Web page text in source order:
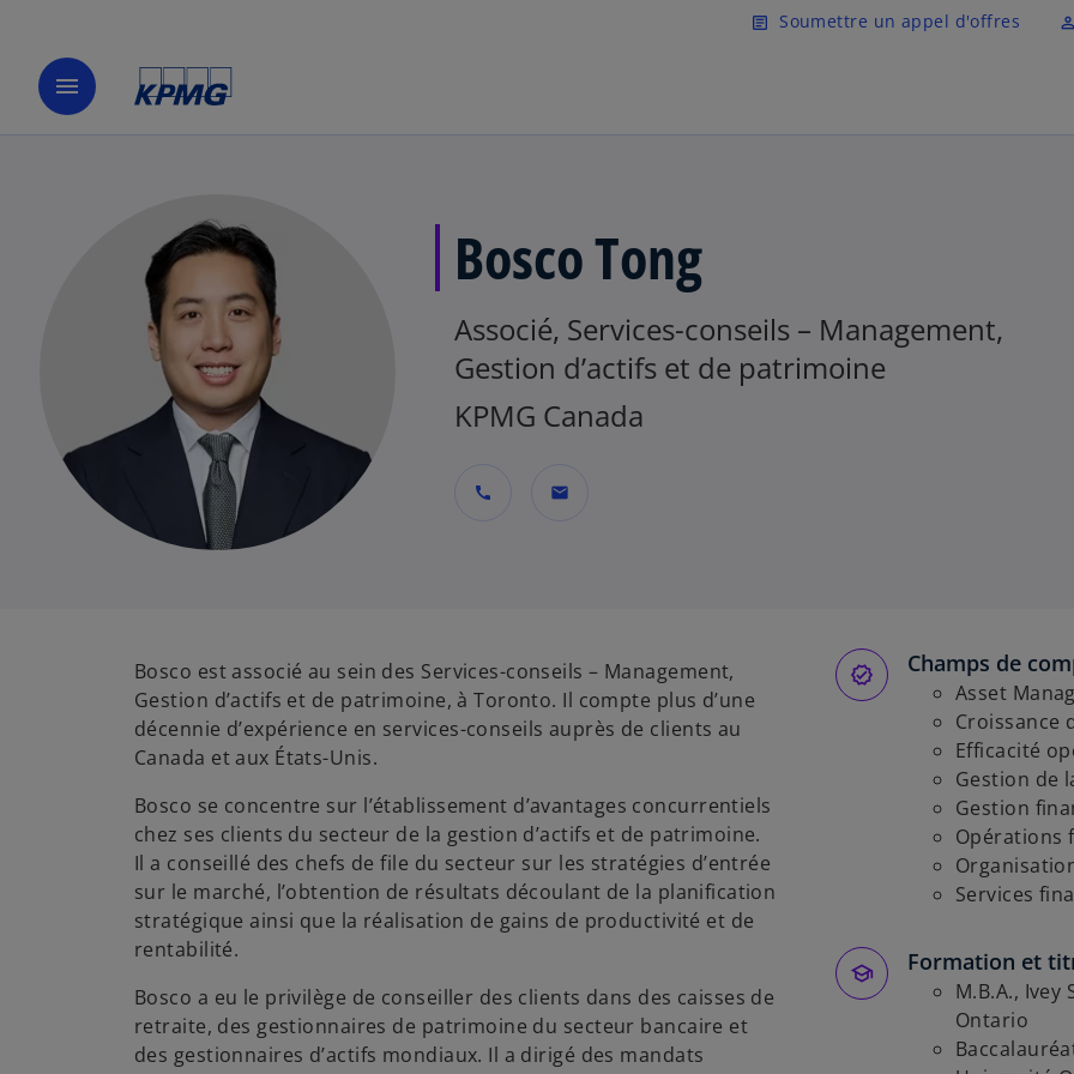
Skip to main content
article Soumettre un appel d'offres perm_identity
menu
Bosco Tong
Associé, Services-conseils – Management,
Gestion d’actifs et de patrimoine
KPMG Canada
call mail
Bosco est associé au sein des Services-conseils – Management,
Gestion d’actifs et de patrimoine, à Toronto. Il compte plus d’une
décennie d’expérience en services-conseils auprès de clients au
Canada et aux États-Unis.
Bosco se concentre sur l’établissement d’avantages concurrentiels
chez ses clients du secteur de la gestion d’actifs et de patrimoine.
Il a conseillé des chefs de file du secteur sur les stratégies d’entrée
sur le marché, l’obtention de résultats découlant de la planification
stratégique ainsi que la réalisation de gains de productivité et de
rentabilité.
Bosco a eu le privilège de conseiller des clients dans des caisses de
retraite, des gestionnaires de patrimoine du secteur bancaire et
des gestionnaires d’actifs mondiaux. Il a dirigé des mandats
Champs de
Asset
Croissance
Efficacité
Gestion de
Gestion
Opérations
Services
Formation et
M.B.A.,
Ontario